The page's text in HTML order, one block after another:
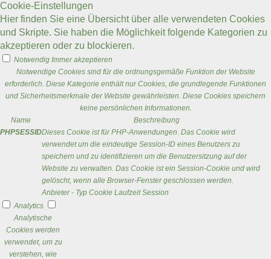
Cookie-Einstellungen
Hier finden Sie eine Übersicht über alle verwendeten Cookies
und Skripte. Sie haben die Möglichkeit folgende Kategorien zu
akzeptieren oder zu blockieren.
Notwendig Immer akzeptieren
Notwendige Cookies sind für die ordnungsgemäße Funktion der Website
erforderlich. Diese Kategorie enthält nur Cookies, die grundlegende Funktionen
und Sicherheitsmerkmale der Website gewährleisten. Diese Cookies speichern
keine persönlichen Informationen.
Name
Beschreibung
PHPSESSIDDieses Cookie ist für PHP-Anwendungen. Das Cookie wird
verwendet um die eindeutige Session-ID eines Benutzers zu
speichern und zu identifizieren um die Benutzersitzung auf der
Website zu verwalten. Das Cookie ist ein Session-Cookie und wird
gelöscht, wenn alle Browser-Fenster geschlossen werden.
Anbieter - Typ Cookie Laufzeit Session
Analytics
Analytische
Cookies werden
verwendet, um zu
verstehen, wie